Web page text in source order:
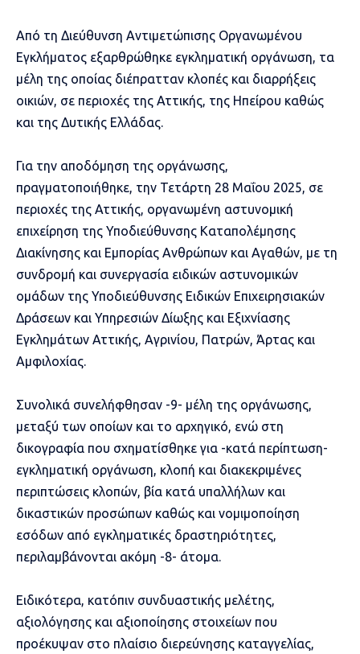
Από τη Διεύθυνση Αντιμετώπισης Οργανωμένου
Εγκλήματος εξαρθρώθηκε εγκληματική οργάνωση, τα
μέλη της οποίας διέπρατταν κλοπές και διαρρήξεις
οικιών, σε περιοχές της Αττικής, της Ηπείρου καθώς
και της Δυτικής Ελλάδας.
Για την αποδόμηση της οργάνωσης,
πραγματοποιήθηκε, την Τετάρτη 28 Μαΐου 2025, σε
περιοχές της Αττικής, οργανωμένη αστυνομική
επιχείρηση της Υποδιεύθυνσης Καταπολέμησης
Διακίνησης και Εμπορίας Ανθρώπων και Αγαθών, με τη
συνδρομή και συνεργασία ειδικών αστυνομικών
ομάδων της Υποδιεύθυνσης Ειδικών Επιχειρησιακών
Δράσεων και Υπηρεσιών Δίωξης και Εξιχνίασης
Εγκλημάτων Αττικής, Αγρινίου, Πατρών, Άρτας και
Αμφιλοχίας.
Συνολικά συνελήφθησαν -9- μέλη της οργάνωσης,
μεταξύ των οποίων και το αρχηγικό, ενώ στη
δικογραφία που σχηματίσθηκε για -κατά περίπτωση-
εγκληματική οργάνωση, κλοπή και διακεκριμένες
περιπτώσεις κλοπών, βία κατά υπαλλήλων και
δικαστικών προσώπων καθώς και νομιμοποίηση
εσόδων από εγκληματικές δραστηριότητες,
περιλαμβάνονται ακόμη -8- άτομα.
Ειδικότερα, κατόπιν συνδυαστικής μελέτης,
αξιολόγησης και αξιοποίησης στοιχείων που
προέκυψαν στο πλαίσιο διερεύνησης καταγγελίας,